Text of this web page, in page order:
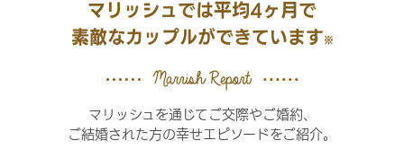
マリッシュでは平均4ヶ月で
素敵なカップルができています※
マリッシュを通じてご交際やご婚約、
ご結婚された方の幸せエピソードをご紹介。